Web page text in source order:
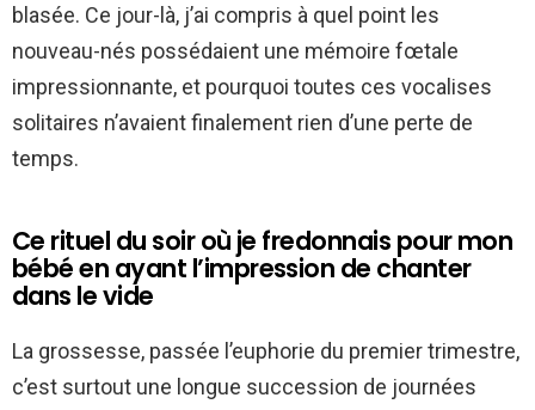
blasée. Ce jour-là, j’ai compris à quel point les
nouveau-nés possédaient une mémoire fœtale
impressionnante, et pourquoi toutes ces vocalises
solitaires n’avaient finalement rien d’une perte de
temps.
Ce rituel du soir où je fredonnais pour mon
bébé en ayant l’impression de chanter
dans le vide
La grossesse, passée l’euphorie du premier trimestre,
c’est surtout une longue succession de journées